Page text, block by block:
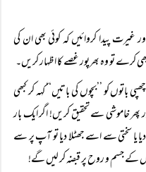
پیدا کروائیں کہ کوئی بھی ان کی
کرے تو وہ بھرپور غصے کا اظہار کریں۔
کو ’’بچوں کی باتیں‘‘ کہہ کر کبھی
پھر خاموشی سے تحقیق کریں! اگر ایک بار
سختی سے اسے جھٹلا دیا تو آپ پر سے
کے جسم و روح پر قبضہ کر لیں گے!